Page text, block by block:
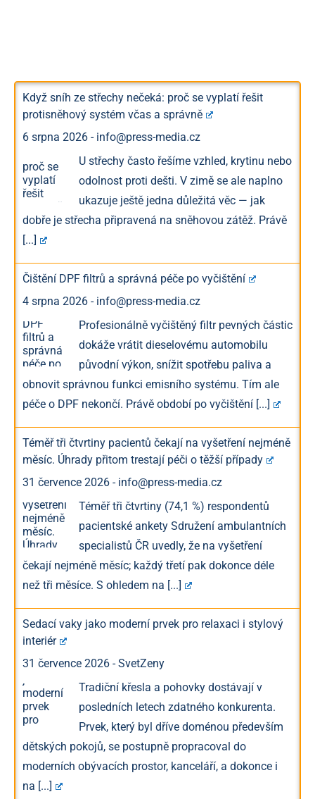
Když sníh ze střechy nečeká: proč se vyplatí řešit
protisněhový systém včas a správně
6 srpna 2026 - info@press-media.cz
U střechy často řešíme vzhled, krytinu nebo
odolnost proti dešti. V zimě se ale naplno
ukazuje ještě jedna důležitá věc — jak
dobře je střecha připravená na sněhovou zátěž. Právě
[...]
Čištění DPF filtrů a správná péče po vyčištění
4 srpna 2026 - info@press-media.cz
Profesionálně vyčištěný filtr pevných částic
dokáže vrátit dieselovému automobilu
původní výkon, snížit spotřebu paliva a
obnovit správnou funkci emisního systému. Tím ale
péče o DPF nekončí. Právě období po vyčištění [...]
Téměř tři čtvrtiny pacientů čekají na vyšetření nejméně
měsíc. Úhrady přitom trestají péči o těžší případy
31 července 2026 - info@press-media.cz
Téměř tři čtvrtiny (74,1 %) respondentů
pacientské ankety Sdružení ambulantních
specialistů ČR uvedly, že na vyšetření
čekají nejméně měsíc; každý třetí pak dokonce déle
než tři měsíce. S ohledem na [...]
Sedací vaky jako moderní prvek pro relaxaci i stylový
interiér
31 července 2026 -SvetZeny
Tradiční křesla a pohovky dostávají v
posledních letech zdatného konkurenta.
Prvek, který byl dříve doménou především
dětských pokojů, se postupně propracoval do
moderních obývacích prostor, kanceláří, a dokonce i
na [...]